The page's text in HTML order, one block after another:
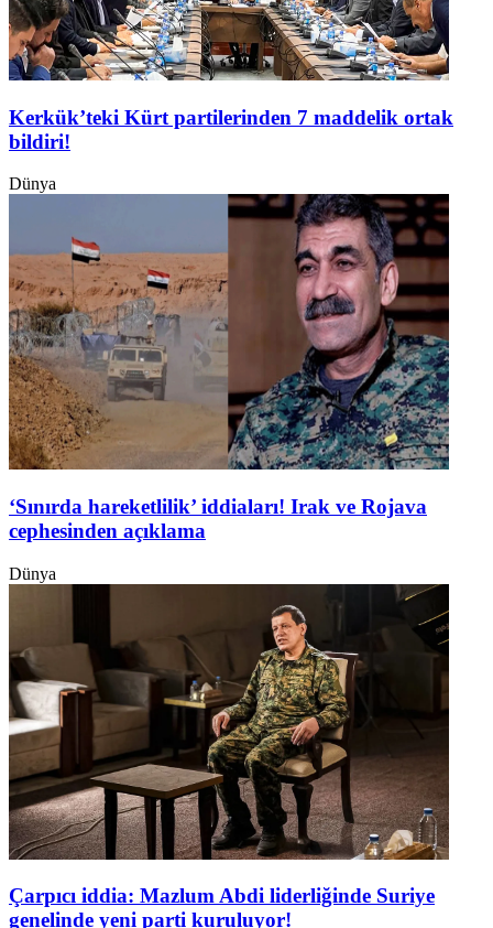
Kerkük’teki Kürt partilerinden 7 maddelik ortak
bildiri!
Dünya
‘Sınırda hareketlilik’ iddiaları! Irak ve Rojava
cephesinden açıklama
Dünya
Çarpıcı iddia: Mazlum Abdi liderliğinde Suriye
genelinde yeni parti kuruluyor!